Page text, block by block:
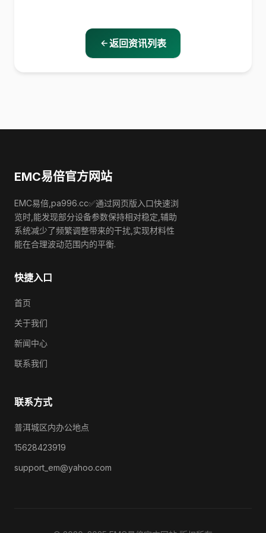
返回资讯列表
EMC易倍官方网站
EMC易倍,pa996.cc✅通过网页版入口快速浏
览时,能发现部分设备参数保持相对稳定,辅助
系统减少了频繁调整带来的干扰,实现材料性
能在合理波动范围内的平衡.
快捷入口
首页
关于我们
新闻中心
联系我们
联系方式
普洱城区内办公地点
15628423919
support_em@yahoo.com